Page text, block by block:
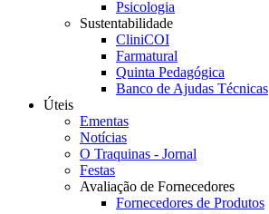
Psicologia
Sustentabilidade
CliniCOI
Farmatural
Quinta Pedagógica
Banco de Ajudas Técnicas
Úteis
Ementas
Notícias
O Traquinas - Jornal
Festas
Avaliação de Fornecedores
Fornecedores de Produtos